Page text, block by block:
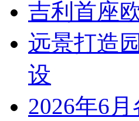
吉利首座
远景打造
设
2026年6